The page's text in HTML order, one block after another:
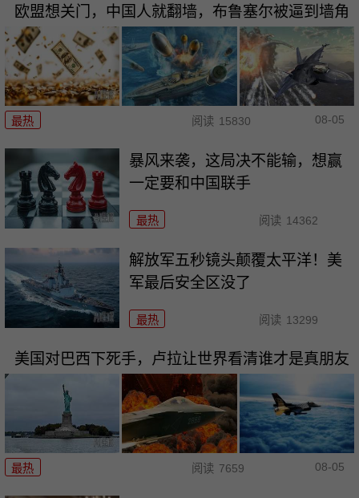
欧盟想关门，中国人就翻墙，布鲁塞尔被逼到墙角
最热 阅读 15830 08-05
暴风来袭，这局决不能输，想赢
一定要和中国联手
最热 阅读 14362
解放军五秒镜头颠覆太平洋！美
军最后安全区没了
最热 阅读 13299
美国对巴西下死手，卢拉让世界看清谁才是真朋友
最热 阅读 7659 08-05